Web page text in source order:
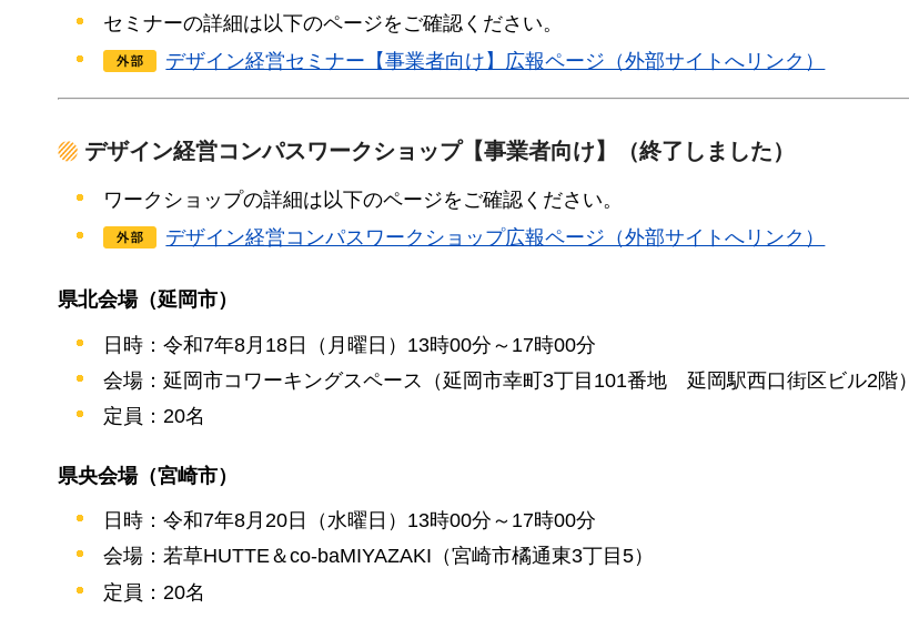
セミナーの詳細は以下のページをご確認ください。
デザイン経営セミナー【事業者向け】広報ページ（外部サイトへリンク）
デザイン経営コンパスワークショップ【事業者向け】（終了しました）
ワークショップの詳細は以下のページをご確認ください。
デザイン経営コンパスワークショップ広報ページ（外部サイトへリンク）
県北会場（延岡市）
日時：令和7年8月18日（月曜日）13時00分～17時00分
会場：延岡市コワーキングスペース（延岡市幸町3丁目101番地
延 岡駅西口街区ビル2階）
定員：20名
県央会場（宮崎市）
日時：令和7年8月20日（水曜日）13時00分～17時00分
会場：若草HUTTE＆co-baMIYAZAKI（宮崎市橘通東3丁目5）
定員：20名